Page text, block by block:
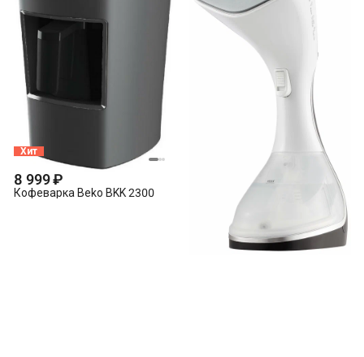
Хит
8 999 ₽
Кофеварка Beko BKK 2300